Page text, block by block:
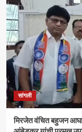
महाविद्यालयात
‘फिल्ड
प्रोजेक्ट
आणि
जॉब
ट्रेनिंग’
कार्यशाळा
उत्साहात
सांगली
मिरजेत वंचित बहुजन